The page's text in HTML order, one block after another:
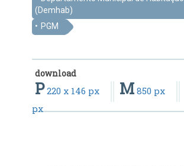
(Demhab)
PGM
download
P220 x 146 px M 850 px
px